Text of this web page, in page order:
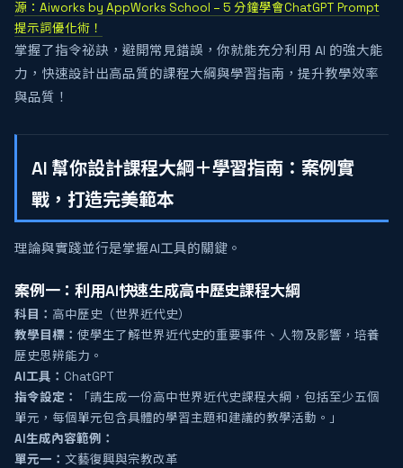
源：Aiworks by AppWorks School – 5 分鐘學會ChatGPT Prompt
提示詞優化術！
掌握了指令祕訣，避開常見錯誤，你就能充分利用 AI 的強大能
力，快速設計出高品質的課程大綱與學習指南，提升教學效率
與品質！
AI 幫你設計課程大綱＋學習指南：案例實
戰，打造完美範本
理論與實踐並行是掌握AI工具的關鍵。
案例一：利用AI快速生成高中歷史課程大綱
科目： 高中歷史（世界近代史）
教學目標： 使學生了解世界近代史的重要事件、人物及影響，培養
歷史思辨能力。
AI工具： ChatGPT
指令設定：
「請生成一份高中世界近代史課程大綱，包括至少五個
單元，每個單元包含具體的學習主題和建議的教學活動。」
AI生成內容範例：
單元一： 文藝復興與宗教改革